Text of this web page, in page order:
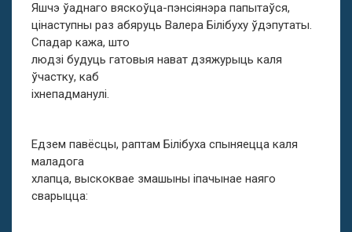
Яшчэ ўаднаго вяскоўца-пэнсіянэра папытаўся,
цінаступны раз абяруць Валера Білібуху ўдэпутаты.
Спадар кажа, што
людзі будуць гатовыя нават дзяжурыць каля
ўчастку, каб
іхнепадманулі.
Едзем павёсцы, раптам Білібуха спыняецца каля
маладога
хлапца, выскоквае змашыны іпачынае наяго
сварыцца: